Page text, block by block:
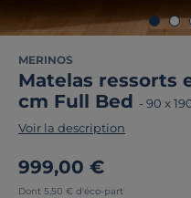
MERINOS
Matelas ressorts
cm Full Bed - 90 x
Voir la description
999,00 €
Dont 5,50 € d'éco-part